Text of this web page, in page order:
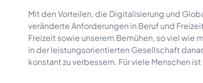
Mit den Vorteilen, die Digitalisierung und
veränderte Anforderungen in Beruf und
Freizeit sowie unserem Bemühen, so viel wie
in der leistungsorientierten Gesellschaft
konstant zu verbessern. Für viele Menschen